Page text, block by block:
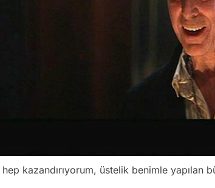
kazandırıyorum, üstelik benimle yapılan